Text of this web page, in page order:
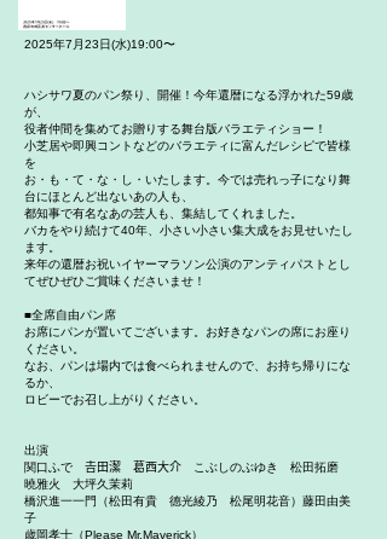
2025年7月23日(水)19:00〜
ハシサワ夏のパン祭り、開催！今年還暦になる浮かれた59歳
が、
役者仲間を集めてお贈りする舞台版バラエティショー！
小芝居や即興コントなどのバラエティに富んだレシピで皆様
を
お・も・て・な・し・いたします。今では売れっ子になり舞
台にほとんど出ないあの人も、
都知事で有名なあの芸人も、集結してくれました。
バカをやり続けて40年、小さい小さい集大成をお見せいたし
ます。
来年の還暦お祝いイヤーマラソン公演のアンティパストとし
てぜひぜひご賞味くださいませ！
■全席自由パン席
お席にパンが置いてございます。お好きなパンの席にお座り
ください。
なお、パンは場内では食べられませんので、お持ち帰りにな
るか、
ロビーでお召し上がりください。
出演
関口ふで 𠮷田潔 葛西大介 こぶしのぶゆき 松田拓磨
曉雅火 大坪久茉莉
橋沢進一一門（松田有貴 德光綾乃 松尾明花音）藤田由美
子
歳岡孝士（Please Mr.Maverick）